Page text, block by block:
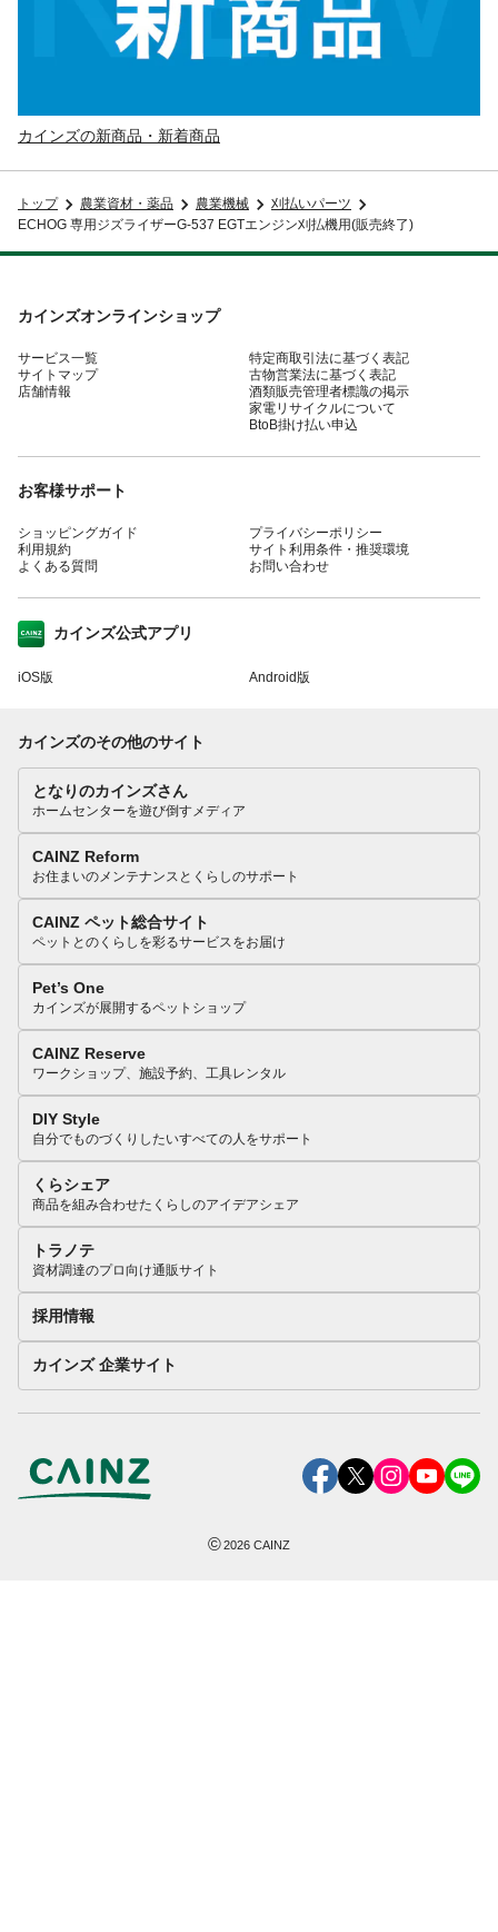
カインズの新商品・新着商品
トップ 農業資材・薬品 農業機械
刈払いパーツ
ECHOG 専用ジズライザーG-537 EGTエンジン刈払機用(販売終了)
カインズオンラインショップ
サービス一覧
サイトマップ
店舗情報
特定商取引法に基づく表記
古物営業法に基づく表記
酒類販売管理者標識の掲示
家電リサイクルについて
BtoB掛け払い申込
お客様サポート
ショッピングガイド
利用規約
よくある質問
プライバシーポリシー
サイト利用条件・推奨環境
お問い合わせ
カインズ公式アプリ
iOS版 Android版
カインズのその他のサイト
となりのカインズさん
ホームセンターを遊び倒すメディア
CAINZ Reform
お住まいのメンテナンスとくらしのサポート
CAINZ ペット総合サイト
ペットとのくらしを彩るサービスをお届け
Pet’s One
カインズが展開するペットショップ
CAINZ Reserve
ワークショップ、施設予約、工具レンタル
DIY Style
自分でものづくりしたいすべての人をサポート
くらシェア
商品を組み合わせたくらしのアイデアシェア
トラノテ
資材調達のプロ向け通販サイト
採用情報
カインズ 企業サイト
©2026 CAINZ